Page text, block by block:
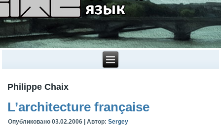
Philippe Chaix
L’architecture française
Опубликовано 03.02.2006 |Автор: Sergey